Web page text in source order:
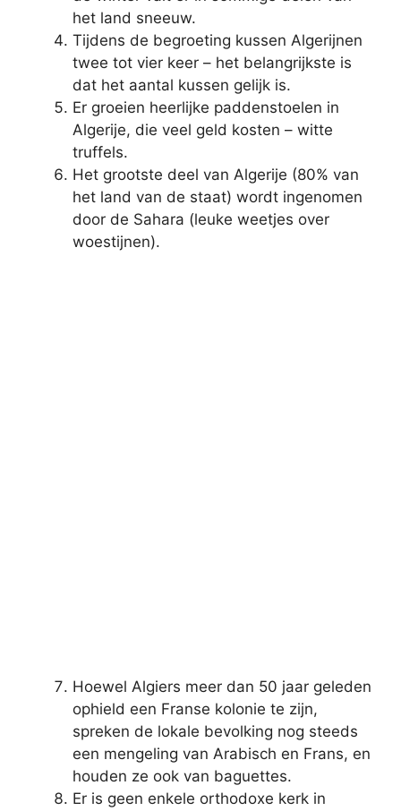
het land sneeuw.
Tijdens de begroeting kussen Algerijnen
twee tot vier keer – het belangrijkste is
dat het aantal kussen gelijk is.
Er groeien heerlijke paddenstoelen in
Algerije, die veel geld kosten – witte
truffels.
Het grootste deel van Algerije (80% van
het land van de staat) wordt ingenomen
door de Sahara (leuke weetjes over
woestijnen).
Hoewel Algiers meer dan 50 jaar geleden
ophield een Franse kolonie te zijn,
spreken de lokale bevolking nog steeds
een mengeling van Arabisch en Frans, en
houden ze ook van baguettes.
Er is geen enkele orthodoxe kerk in